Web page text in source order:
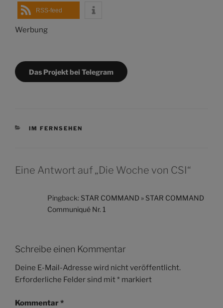
RSS-feed
Werbung
Das Projekt bei Telegram
KATEGORIEN
IM FERNSEHEN
Eine Antwort auf „Die Woche von CSI“
Pingback: STAR COMMAND » STAR COMMAND
Communiqué Nr. 1
Schreibe einen Kommentar
Deine E-Mail-Adresse wird nicht veröffentlicht.
Erforderliche Felder sind mit* markiert
Kommentar*